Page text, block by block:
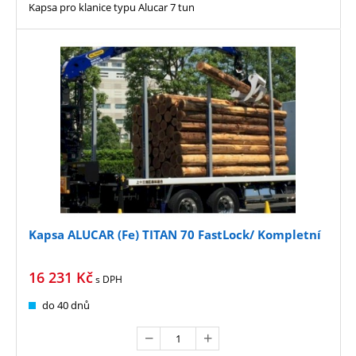
Kapsa pro klanice typu Alucar 7 tun
Kapsa ALUCAR (Fe) TITAN 70 FastLock/ Kompletní
16 231 Kčs DPH
do 40 dnů